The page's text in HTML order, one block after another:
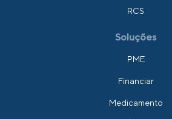
RCS
Soluções
PME
Financiar
Medicamento